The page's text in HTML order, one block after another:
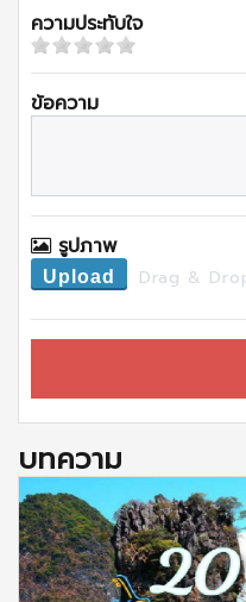
ความประทับใจ
ข้อความ
รูปภาพ
Upload Drag &
บทความ